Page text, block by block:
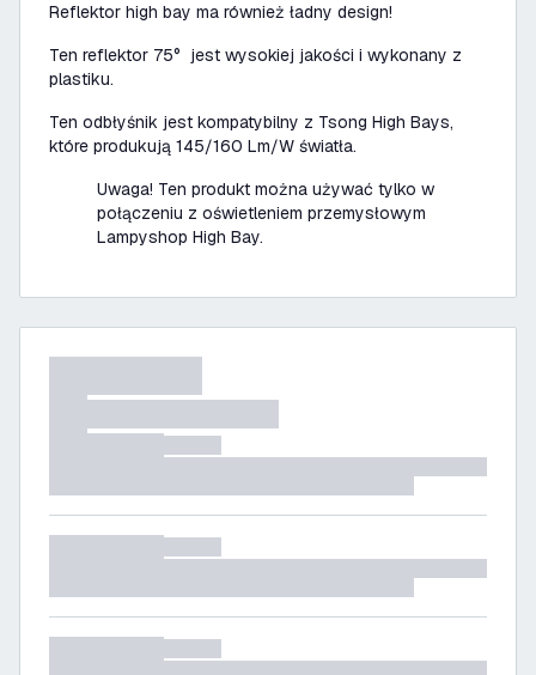
Reflektor high bay ma również ładny design!
Ten reflektor 75° jest wysokiej jakości i wykonany z
plastiku.
Ten odbłyśnik jest kompatybilny z Tsong High Bays,
które produkują 145/160 Lm/W światła.
Uwaga! Ten produkt można używać tylko w
połączeniu z oświetleniem przemysłowym
Lampyshop High Bay.